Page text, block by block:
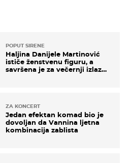
POPUT SIRENE
Haljina Danijele Martinović
ističe ženstvenu figuru, a
savršena je za večernji izlazak
ZA KONCERT
Jedan efektan komad bio je
dovoljan da Vannina ljetna
kombinacija zablista